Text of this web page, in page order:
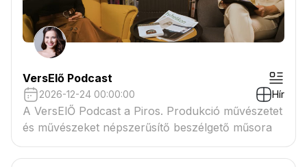
VersElő Podcast
2026-12-24 00:00:00 Hír
A VersElŐ Podcast a Piros. Produkció művészetet
és művészeket népszerűsítő beszélgető műsora